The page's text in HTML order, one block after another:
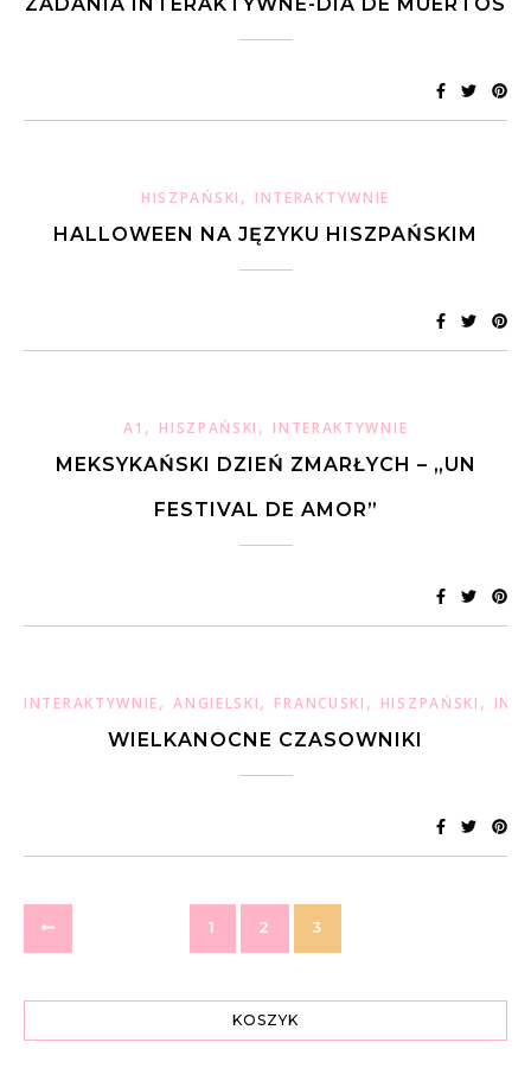
HISZPAŃSKI , INTERAKTYWNIE
HALLOWEEN NA JĘZYKU HISZPAŃSKIM
A1 , HISZPAŃSKI , INTERAKTYWNIE
MEKSYKAŃSKI DZIEŃ ZMARŁYCH – „UN
FESTIVAL DE AMOR”
INTERAKTYWNIE,ANGIELSKI, FRANCUSKI , HISZPAŃSKI ,
WIELKANOCNE CZASOWNIKI
1 2 3
KOSZYK